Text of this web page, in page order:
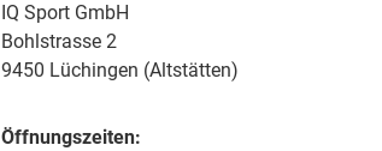
IQ Sport GmbH
Bohlstrasse 2
9450 Lüchingen (Altstätten)
Öffnungszeiten: